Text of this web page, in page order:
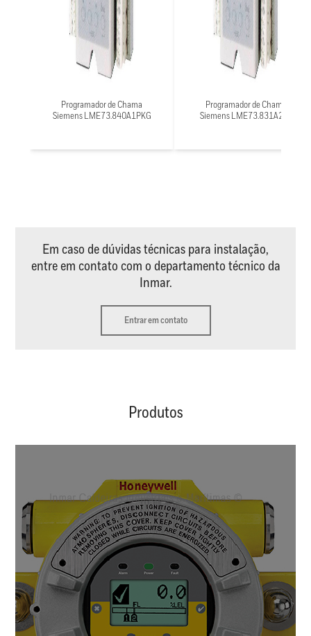
Programador de Chama
Siemens LME73.840A1PKG
Programador de Chama
Siemens LME73.831A2BT
Em caso de dúvidas técnicas para instalação,
entre em contato com o departamento técnico da
Inmar.
Entrar em contato
Produtos